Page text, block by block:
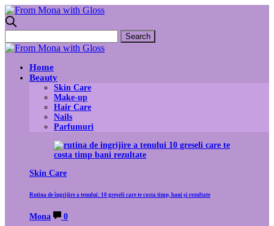
Home
Beauty
Skin Care
Make-up
Hair Care
Nails
Parfumuri
Skin Care
Rutina de îngrijire a tenului: 10 greșeli care te costa timp, bani și rezultate
Mona 0